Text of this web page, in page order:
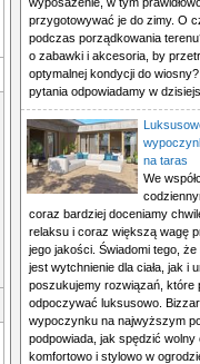
przygotowywać je do zimy. O
podczas porządkowania
o zabawki i akcesoria, by
optymalnej kondycji do
pytania odpowiadamy w
na taras
We
coraz bardziej doceniamy
relaksu i coraz większą wagę
jego jakości. Świadomi tego,
jest wytchnienie dla ciała, jak i
poszukujemy rozwiązań, które
odpoczywać luksusowo.
wypoczynku na najwyższym
podpowiada, jak spędzić wolny
komfortowo i stylowo w